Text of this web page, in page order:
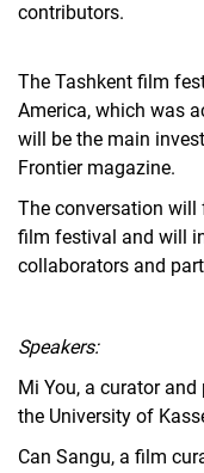
contributors.
The Tashkent film
America, which was
will be the main
Frontier magazine.
The conversation
film festival and will
collaborators and
Speakers:
Mi You, a curator
the University of
Can Sangu, a film